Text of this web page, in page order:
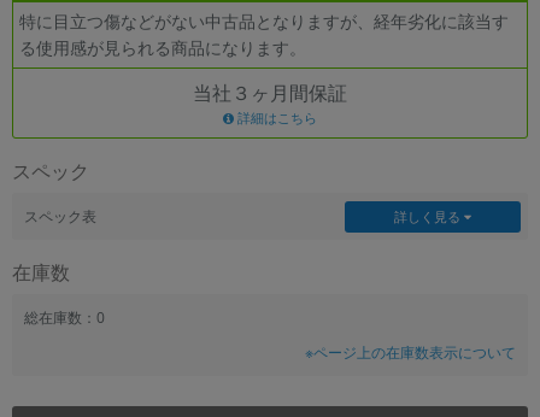
特に目立つ傷などがない中古品となりますが、経年劣化に該当す
る使用感が見られる商品になります。
当社３ヶ月間保証
詳細はこちら
スペック
スペック表 詳しく見る
在庫数
総在庫数：0
※ページ上の在庫数表示について
CPU
CPUの絞り込み